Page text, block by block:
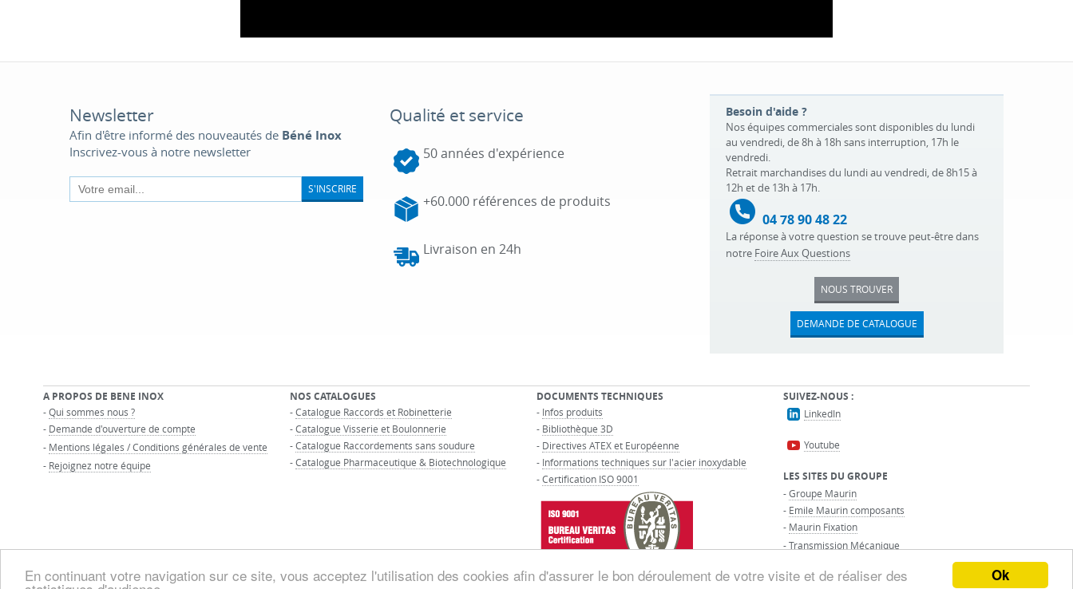
Ok
En continuant votre navigation sur ce site, vous acceptez l'utilisation des cookies afin d'assurer le bon déroulement de votre visite et de réaliser des
Newsletter
Afin d'être informé des nouveautés de Béné Inox
Inscrivez-vous à notre newsletter
S'INSCRIRE
Qualité et service
50 années d'expérience
+60.000 références de produits
Livraison en 24h
Besoin d'aide ?
Nos équipes commerciales sont disponibles du lundi
au vendredi, de 8h à 18h sans interruption, 17h le
vendredi.
Retrait marchandises du lundi au vendredi, de 8h15 à
12h et de 13h à 17h.
04 78 90 48 22
La réponse à votre question se trouve peut-être dans
notre Foire Aux Questions
NOUS TROUVER
DEMANDE DE CATALOGUE
A PROPOS DE BENE INOX
-Qui sommes nous ?
- Demande d'ouverture de compte
- Mentions légales / Conditions générales de vente
- Rejoignez notre équipe
NOS CATALOGUES
-Catalogue Raccords et Robinetterie
-Catalogue Visserie et Boulonnerie
-Catalogue Raccordements sans soudure
-Catalogue Pharmaceutique & Biotechnologique
DOCUMENTS TECHNIQUES
- Infos produits
- Bibliothèque 3D
- Directives ATEX et Européenne
- Informations techniques sur l'acier inoxydable
-Certification ISO 9001
SUIVEZ-NOUS :
LinkedIn
Youtube
LES SITES DU GROUPE
-Groupe Maurin
- Emile Maurin composants
- Maurin Fixation
-Transmission Mécanique
© GROUPE MAURIN - Tous droits réservés